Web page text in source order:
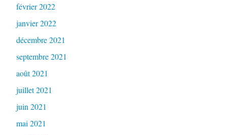
février 2022
janvier 2022
décembre 2021
septembre 2021
août 2021
juillet 2021
juin 2021
mai 2021